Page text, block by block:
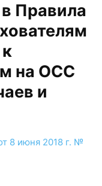
Правила
на ОСС
и
8 июня 2018 г. №